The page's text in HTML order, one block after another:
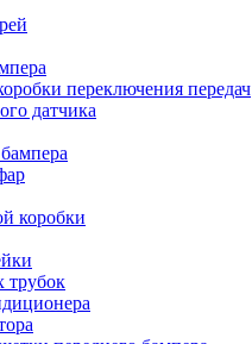
переключения передач
датчика
коробки
трубок